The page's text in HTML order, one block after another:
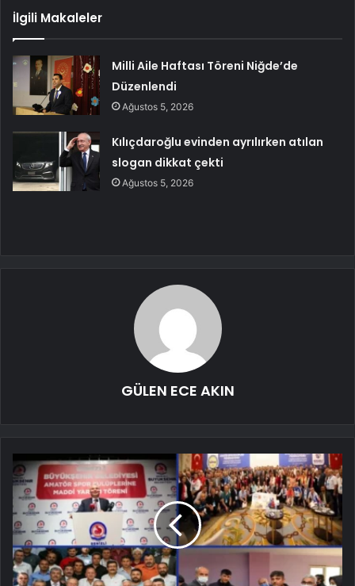
İlgili Makaleler
Milli Aile Haftası Töreni Niğde’de
Düzenlendi
Ağustos 5, 2026
Kılıçdaroğlu evinden ayrılırken atılan
slogan dikkat çekti
Ağustos 5, 2026
GÜLEN ECE AKIN